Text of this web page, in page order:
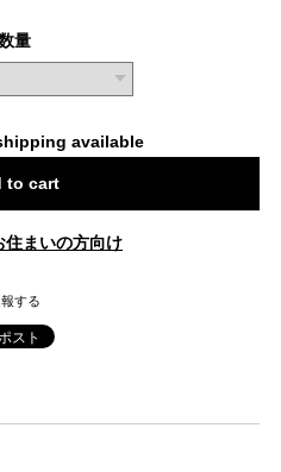
量
available
to cart
住まいの方向け
する